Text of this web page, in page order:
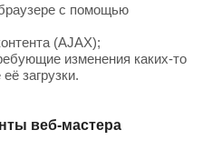
с помощью
(AJAX);
изменения каких-то
загрузки.
веб-мастера